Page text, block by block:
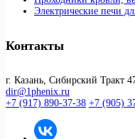
Электрические печи
Контакты
г. Казань, Сибирский Тракт
dir@1phenix.ru
+7 (917) 890-37-38 +7 (905)